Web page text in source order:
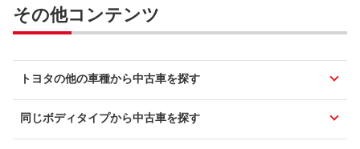
その他コンテンツ
トヨタの他の車種から中古車を探す
同じボディタイプから中古車を探す